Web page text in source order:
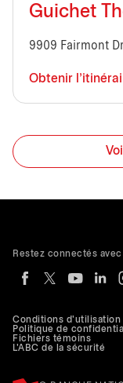
Guichet
9909 Fairmont
Obtenir
Conditions d'utilisation
Politique de
Fichiers témoins
L'ABC de la sécurité
Restez connectés